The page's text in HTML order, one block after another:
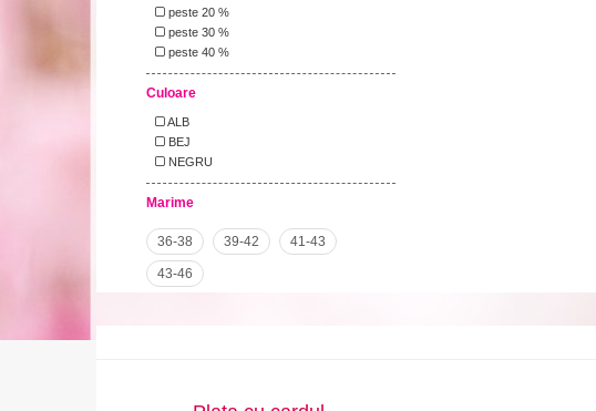
peste 20 %
peste 30 %
peste 40 %
Culoare
ALB
BEJ
NEGRU
Marime
36-38 39-42 41-43
43-46